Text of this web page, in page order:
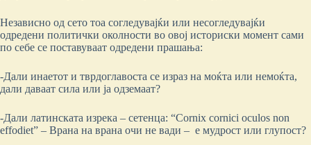
Независно од сето тоа согледувајќи или несогледувајќи
одредени политички околности во овој историски момент сами
по себе се поставуваат одредени прашања:
-Дали инаетот и тврдоглавоста се израз на моќта или немоќта,
дали даваат сила или ја одземаат?
-Дали латинската изрека – сетенца: “Cornix cornici oculos non
effodiet” – Врана на вранa очи не вади – е мудрост или глупост?